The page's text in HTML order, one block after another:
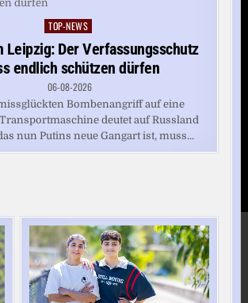
Posted
TOP-NEWS
Leipzig: Der Verfassungsschutz
endlich schützen dürfen
06-08-2026
Bombenangriff auf eine
deutet auf Russland
nun Putins neue Gangart ist, muss...